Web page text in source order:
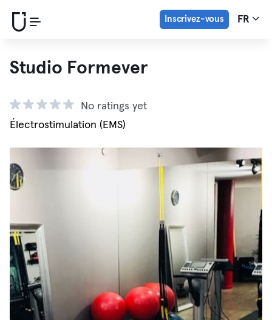
Inscrivez-vous FR
Studio Formever
No ratings yet
Électrostimulation (EMS)